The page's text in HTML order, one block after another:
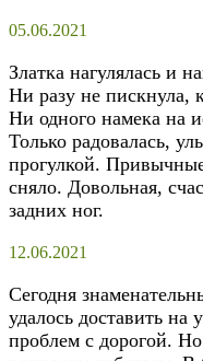
05.06.2021
Златка нагулялась и
Ни разу не пискнула,
Ни одного намека на
Только радовалась,
прогулкой.
сняло. Довольная,
задних ног.
12.06.2021
Сегодня
удалось доставить на
проблем с дорогой.